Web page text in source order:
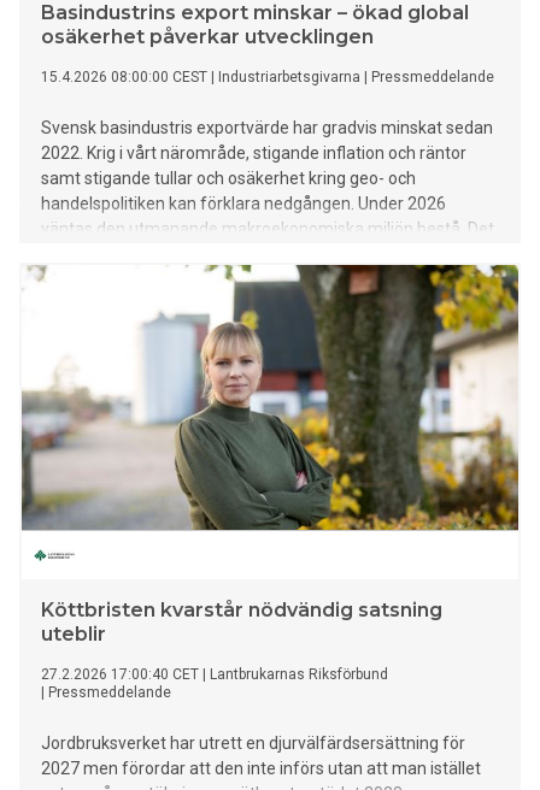
Basindustrins export minskar – ökad global
osäkerhet påverkar utvecklingen
15.4.2026 08:00:00 CEST Industriarbetsgivarna Pressmeddelande
Svensk basindustris exportvärde har gradvis minskat sedan
2022. Krig i vårt närområde, stigande inflation och räntor
samt stigande tullar och osäkerhet kring geo- och
handelspolitiken kan förklara nedgången. Under 2026
väntas den utmanande makroekonomiska miljön bestå. Det
Köttbristen kvarstår nödvändig satsning
uteblir
27.2.2026 17:00:40 CET
Lantbrukarnas Riksförbund
Pressmeddelande
Jordbruksverket har utrett en djurvälfärdsersättning för
2027 men förordar att den inte införs utan att man istället